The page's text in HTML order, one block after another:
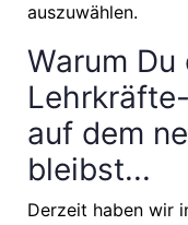
auszuwählen.
Warum
auf dem
bleibst...
Derzeit haben wir